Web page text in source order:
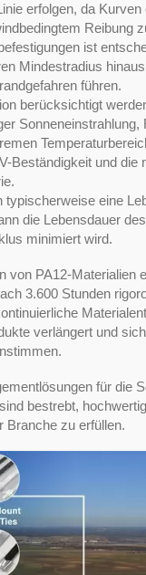
erfolgen, da
Reibung
ist
Mindestradius
führen.
berücksichtigt
Beständigkeit und
eine
die Lebensdauer
minimiert wird.
von PA12-
3.600 Stunden
verlängert und
für die
bestrebt,
Branche zu erfüllen.